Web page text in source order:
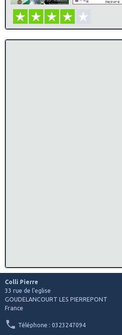
Colli Pierre
33 rue de l'eglise
GOUDELANCOURT LES PIERREPONT
France
Téléphone : 0323247094